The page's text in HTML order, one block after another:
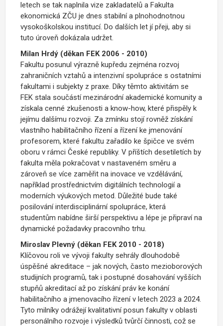
letech se tak naplnila vize zakladatelů a Fakulta
ekonomická ZČU je dnes stabilní a plnohodnotnou
vysokoškolskou institucí. Do dalších let jí přeji, aby si
tuto úroveň dokázala udržet.
Milan Hrdý (děkan FEK 2006 - 2010)
Fakultu posunul výrazně kupředu zejména rozvoj
zahraničních vztahů a intenzivní spolupráce s ostatními
fakultami i subjekty z praxe. Díky těmto aktivitám se
FEK stala součástí mezinárodní akademické komunity a
získala cenné zkušenosti a know-how, které přispěly k
jejímu dalšímu rozvoji. Za zmínku stojí rovněž získání
vlastního habilitačního řízení a řízení ke jmenování
profesorem, které fakultu zařadilo ke špičce ve svém
oboru v rámci České republiky. V příštích desetiletích by
fakulta měla pokračovat v nastaveném směru a
zároveň se více zaměřit na inovace ve vzdělávání,
například prostřednictvím digitálních technologií a
moderních výukových metod. Důležité bude také
posilování interdisciplinární spolupráce, která
studentům nabídne širší perspektivu a lépe je připraví na
dynamické požadavky pracovního trhu.
Miroslav Plevný (děkan FEK 2010 - 2018)
Klíčovou roli ve vývoji fakulty sehrály dlouhodobě
úspěšné akreditace – jak nových, často mezioborových
studijních programů, tak i postupné dosahování vyšších
stupňů akreditací až po získání práv ke konání
habilitačního a jmenovacího řízení v letech 2023 a 2024.
Tyto milníky odrážejí kvalitativní posun fakulty v oblasti
personálního rozvoje i výsledků tvůrčí činnosti, což se